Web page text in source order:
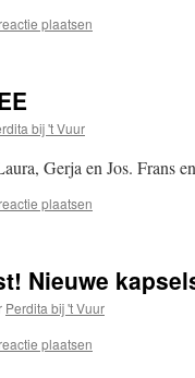
plaatsen
bij 't Vuur
Gerja en Jos. Frans
plaatsen
Nieuwe
Perdita bij 't Vuur
plaatsen